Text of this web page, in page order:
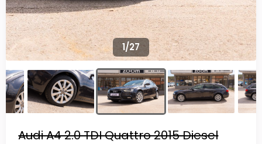
1/27
Audi A4 2.0 TDI Quattro 2015 Diesel